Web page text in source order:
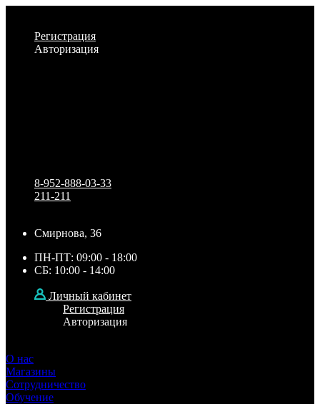
Регистрация
Авторизация
8-952-888-03-33
211-211
Смирнова, 36
ПН-ПТ: 09:00 - 18:00
СБ: 10:00 - 14:00
Личный кабинет
Регистрация
Авторизация
О нас
Магазины
Сотрудничество
Обучение